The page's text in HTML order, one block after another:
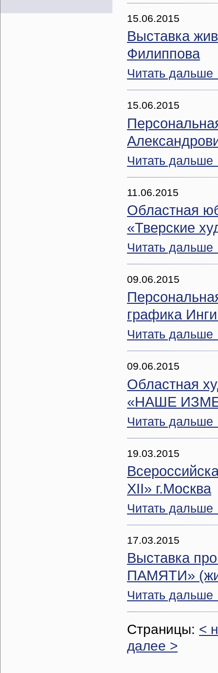
15.06.2015
Выставка
Филиппова
Читать
15.06.2015
Читать
11.06.2015
Областная
«Тверские
Читать
09.06.2015
графика
Читать
09.06.2015
Областная
«НАШЕ
Читать
19.03.2015
XII» г.Москва
Читать
17.03.2015
Выставка
ПАМЯТИ»
Читать
Страницы: <
далее >